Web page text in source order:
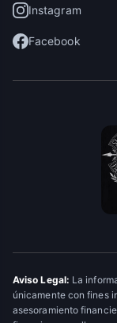
Instagram
Facebook
Aviso Legal: La
únicamente con fines
asesoramiento